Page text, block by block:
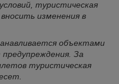
туристическая
изменения в
объектами
За
туристическая